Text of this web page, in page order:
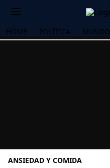
HOME POLÍTICA MUNDO
ANSIEDAD Y COMIDA